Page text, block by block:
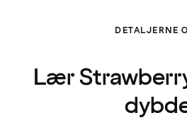
DETALJERNE
Lær